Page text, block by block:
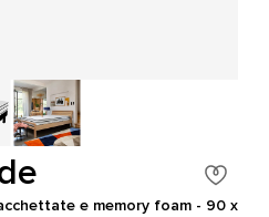
e memory foam - 90 x